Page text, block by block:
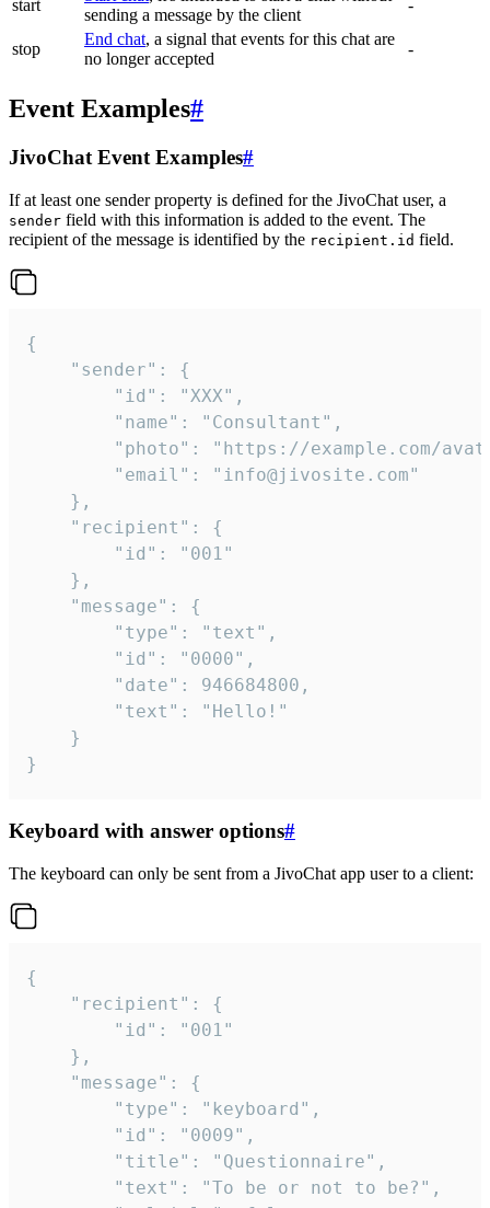
start
sending a message by the client
-
stop
End chat, a signal that events for this chat are
no longer accepted
-
Event Examples#
JivoChat Event Examples#
If at least one sender property is defined for the JivoChat user, a
sender field with this information is added to the event. The
recipient of the message is identified by the recipient.id field.
{
}
Keyboard with answer options#
The keyboard can only be sent from a JivoChat app user to a client:
{